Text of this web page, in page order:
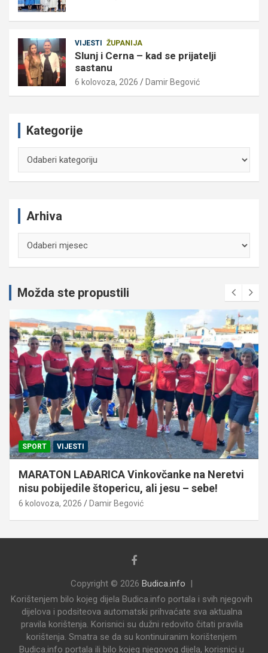
VIJESTI ŽUPANIJA
Slunj i Cerna – kad se prijatelji
sastanu
6 kolovoza, 2026 Damir Begović
Kategorije
Arhiva
Možda ste propustili
SPORT VIJESTI
MARATON LAĐARICA Vinkovčanke na Neretvi
nisu pobijedile štopericu, ali jesu – sebe!
6 kolovoza, 2026 Damir Begović
Copyright © 2026 Budica.info
Korištenjem bilo kojeg dijela Budica.info portala i svih njegovih
dijelova i podsiteova automatski prihvaćate sva aktualna
pravila korištenja. Korisnici su dužni redovito čitati pravila
korištenja. Smatra se da su kontinuiranim korištenjem
Budica.info portala ili bilo kojeg njegovog dijela, korisnici u